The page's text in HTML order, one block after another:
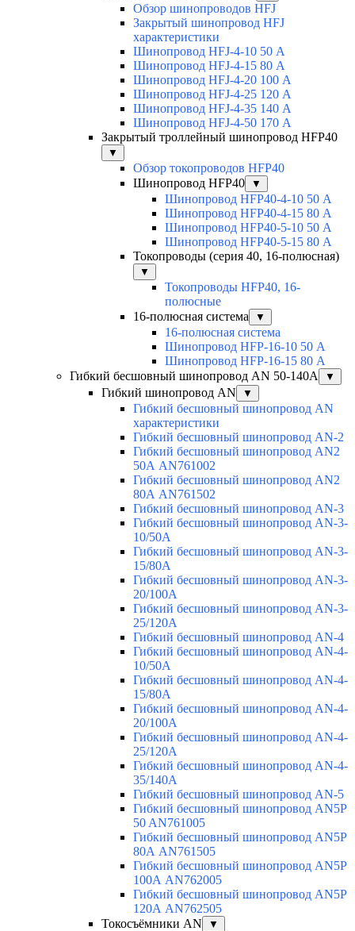
Обзор шинопроводов HFJ
Закрытый шинопровод HFJ
характеристики
Шинопровод HFJ-4-10 50 А
Шинопровод HFJ-4-15 80 А
Шинопровод HFJ-4-20 100 А
Шинопровод HFJ-4-25 120 А
Шинопровод HFJ-4-35 140 А
Шинопровод HFJ-4-50 170 А
Закрытый троллейный шинопровод HFP40
▼
Обзор токопроводов HFP40
Шинопровод HFP40
▼
Шинопровод HFP40-4-10 50 А
Шинопровод HFP40-4-15 80 А
Шинопровод HFP40-5-10 50 А
Шинопровод HFP40-5-15 80 А
Токопроводы (серия 40, 16-полюсная)
▼
Токопроводы HFP40, 16-
полюсные
16-полюсная система
▼
16-полюсная система
Шинопровод HFP-16-10 50 А
Шинопровод HFP-16-15 80 А
Гибкий бесшовный шинопровод AN 50-140А
▼
Гибкий шинопровод AN ▼
Гибкий бесшовный шинопровод AN
характеристики
Гибкий бесшовный шинопровод AN-2
Гибкий бесшовный шинопровод AN2
50А AN761002
Гибкий бесшовный шинопровод AN2
80А AN761502
Гибкий бесшовный шинопровод AN-3
Гибкий бесшовный шинопровод AN-3-
10/50A
Гибкий бесшовный шинопровод AN-3-
15/80A
Гибкий бесшовный шинопровод AN-3-
20/100A
Гибкий бесшовный шинопровод AN-3-
25/120A
Гибкий бесшовный шинопровод AN-4
Гибкий бесшовный шинопровод AN-4-
10/50A
Гибкий бесшовный шинопровод AN-4-
15/80A
Гибкий бесшовный шинопровод AN-4-
20/100A
Гибкий бесшовный шинопровод AN-4-
25/120A
Гибкий бесшовный шинопровод AN-4-
35/140A
Гибкий бесшовный шинопровод AN-5
Гибкий бесшовный шинопровод AN5P
50 AN761005
Гибкий бесшовный шинопровод AN5P
80А AN761505
Гибкий бесшовный шинопровод AN5P
100А AN762005
Гибкий бесшовный шинопровод AN5P
120А AN762505
Токосъёмники AN
▼